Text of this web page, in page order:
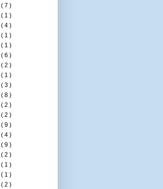
( 7 )
( 1 )
( 4 )
( 1 )
( 1 )
( 6 )
( 2 )
( 1 )
( 3 )
( 8 )
( 2 )
( 2 )
( 9 )
( 4 )
( 9 )
( 2 )
( 1 )
( 1 )
( 2 )